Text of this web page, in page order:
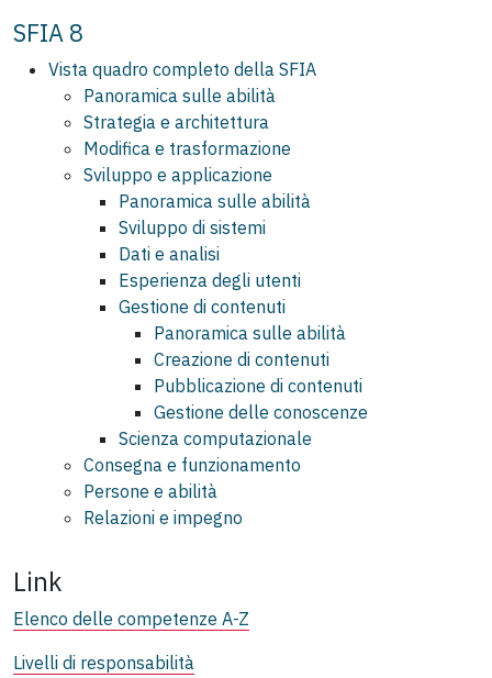
SFIA 8
Vista quadro completo della SFIA
Panoramica sulle abilità
Strategia e architettura
Modifica e trasformazione
Sviluppo e applicazione
Panoramica sulle abilità
Sviluppo di sistemi
Dati e analisi
Esperienza degli utenti
Gestione di contenuti
Panoramica sulle abilità
Creazione di contenuti
Pubblicazione di contenuti
Gestione delle conoscenze
Scienza computazionale
Consegna e funzionamento
Persone e abilità
Relazioni e impegno
Link
Elenco delle competenze A-Z
Livelli di responsabilità